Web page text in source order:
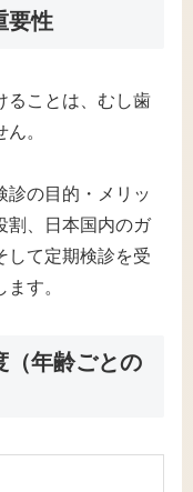
要性
ることは、むし歯
。
診の目的・メリッ
割、日本国内のガ
して定期検診を受
す。
（年齢ごとの